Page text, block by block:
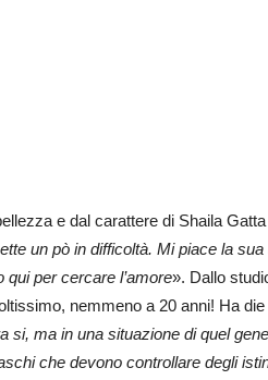
e dal carattere di Shaila
un pò in difficoltà. Mi piace la
per cercare l’amore». Dallo
nemmeno a 20 anni! Ha
si, ma in una situazione di quel
che devono controllare degli